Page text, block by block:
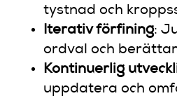
tystnad och
Iterativ förfining:
ordval och
Kontinuerlig
uppdatera och